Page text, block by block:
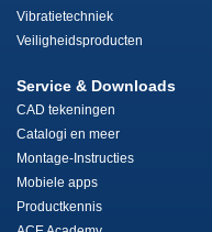
Vibratietechniek
Veiligheidsproducten
Service & Downloads
CAD tekeningen
Catalogi en meer
Montage-Instructies
Mobiele apps
Productkennis